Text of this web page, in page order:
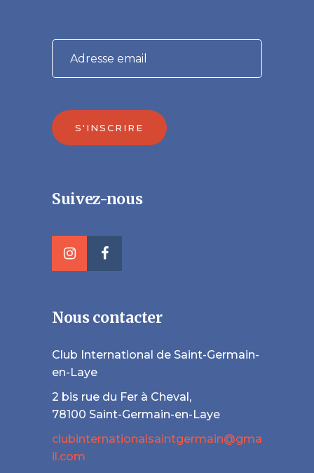
S'INSCRIRE
Suivez-nous
Nous contacter
Club International de Saint-Germain-
en-Laye
2 bis rue du Fer à Cheval,
78100 Saint-Germain-en-Laye
clubinternationalsaintgermain@gma
il.com